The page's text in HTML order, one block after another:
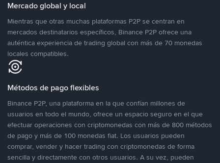
Mercado global y local
Mientras que otras muchas plataformas P2P se centran en
mercados destinatarios específicos, Binance P2P ofrece una
auténtica experiencia de trading global con más de 70 monedas
locales compatibles.
Métodos de pago flexibles
Binance P2P, una plataforma en la que confían millones de
usuarios en todo el mundo, ofrece un espacio seguro en el que
efectuar operaciones con criptomonedas con más de 800 métodos
de pago y más de 100 monedas fiat. Los usuarios pueden
comprar, vender y hacer trading con criptomonedas de forma
sencilla y directamente con otros usuarios. A su vez, pueden